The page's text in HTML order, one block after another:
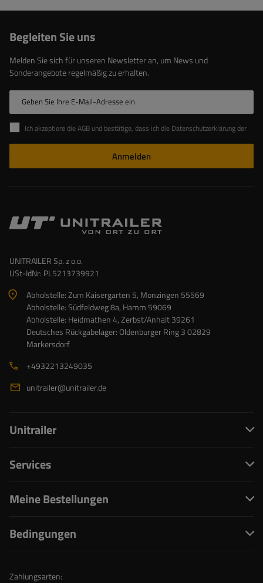
Begleiten Sie uns
Melden Sie sich für unseren Newsletter an, um News und
Sonderangebote regelmäßig zu erhalten.
Geben Sie Ihre E-Mail-Adresse ein
Ich akzeptiere die AGB und bestätige, dass ich die Datenschutzerklärung der Website zur Kenntnis genommen habe
Anmelden
UNITRAILER Sp. z o.o.
USt-IdNr: PL5213739921
Abholstelle: Zum Kaisergarten 5, Monzingen 55569
Abholstelle: Südfeldweg 8a, Hamm 59069
Abholstelle: Heidmathen 4, Zerbst/Anhalt 39261
Deutsches Rückgabelager: Oldenburger Ring 3 02829
Markersdorf
+4932213249035
unitrailer@unitrailer.de
Unitrailer
Services
Meine Bestellungen
Bedingungen
Zahlungsarten: